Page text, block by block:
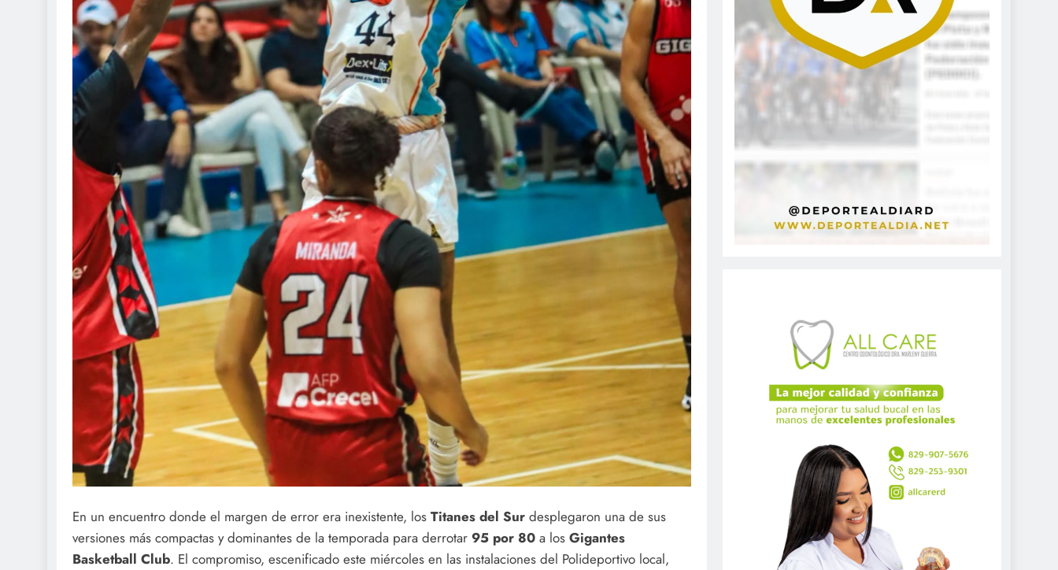
En un encuentro donde el margen de error era inexistente, los Titanes del Sur desplegaron una de sus
versiones más compactas y dominantes de la temporada para derrotar 95 por 80 a los Gigantes
Basketball Club. El compromiso, escenificado este miércoles en las instalaciones del Polideportivo local,